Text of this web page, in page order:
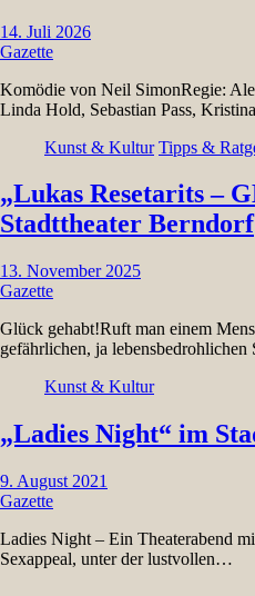
14. Juli 2026
Gazette
Komödie von Neil SimonRegie:
Linda Hold, Sebastian Pass,
Kunst & Kultur Tipps &
„Lukas Resetarits –
Stadttheater Berndorf
13. November 2025
Gazette
Glück gehabt!Ruft man einem
gefährlichen, ja
Kunst & Kultur
„Ladies Night“ im
9. August 2021
Gazette
Ladies Night – Ein Theaterabend
Sexappeal, unter der lustvollen…